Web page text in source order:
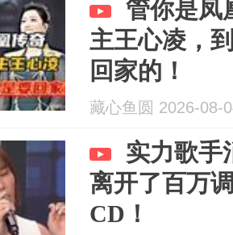
管你是凤
主王心凌，
回家的！
藏心鱼圆 2026-08-
实力歌手
离开了百万
CD！